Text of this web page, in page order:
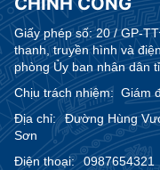
Giấy phép số:20 / GP-
thanh, truyền hình và
phòng Ủy ban nhân dân
Chịu trách nhiệm: Giám
Địa chỉ:
Đường Hùng
Sơn
Điện thoại:
0987654321